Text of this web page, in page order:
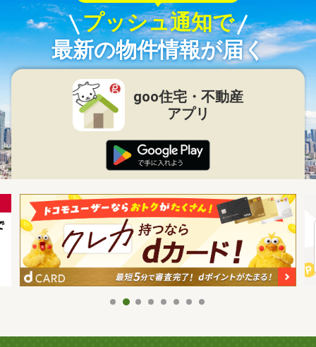
プッシュ通知で
最新の物件情報が届く
goo住宅・不動産
アプリ